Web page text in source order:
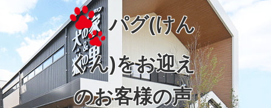
パグ(けん
くん)をお迎え
のお客様の声